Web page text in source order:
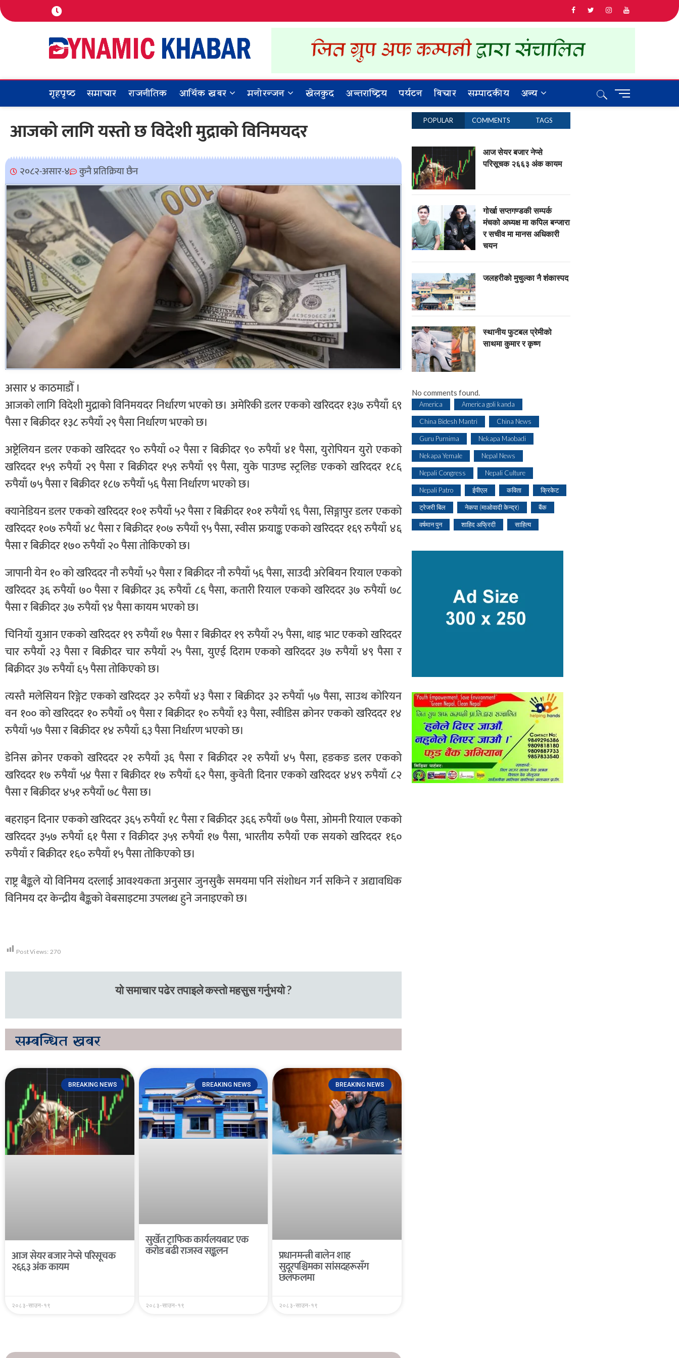
Dynamic Khabar
ALL NEWS IN NEPAL
गृहपृष्ठ समाचार राजनीतिक आर्थिक खबर मनोरन्जन खेलकुद अन्तराष्ट्रिय पर्यटन बिचार सम्पादकीय अन्य
M
आजको लागि यस्तो छ विदेशी मुद्राको विनिमयदर
२०८२-असार-४ कुनै प्रतिक्रिया छैन
असार ४ काठमाडौँ ।
आजको लागि विदेशी मुद्राको विनिमयदर निर्धारण भएको छ। अमेरिकी डलर एकको खरिददर १३७ रुपैयाँ ६९
पैसा र बिक्रीदर १३८ रुपैयाँ २९ पैसा निर्धारण भएको छ।
अष्ट्रेलियन डलर एकको खरिददर ९० रुपैयाँ ०२ पैसा र बिक्रीदर ९० रुपैयाँ ४१ पैसा, युरोपियन युरो एकको
खरिददर १५९ रुपैयाँ २९ पैसा र बिक्रीदर १५९ रुपैयाँ ९९ पैसा, युके पाउण्ड स्ट्रलिङ एकको खरिददर १८६
रुपैयाँ ७५ पैसा र बिक्रीदर १८७ रुपैयाँ ५६ पैसा निर्धारण भएको छ।
क्यानेडियन डलर एकको खरिददर १०१ रुपैयाँ ५२ पैसा र बिक्रीदर १०१ रुपैयाँ ९६ पैसा, सिङ्गापुर डलर एकको
खरिददर १०७ रुपैयाँ ४८ पैसा र बिक्रीदर १०७ रुपैयाँ ९५ पैसा, स्वीस फ्रयाङ्क एकको खरिददर १६९ रुपैयाँ ४६
पैसा र बिक्रीदर १७० रुपैयाँ २० पैसा तोकिएको छ।
जापानी येन १० को खरिददर नौ रुपैयाँ ५२ पैसा र बिक्रीदर नौ रुपैयाँ ५६ पैसा, साउदी अरेबियन रियाल एकको
खरिददर ३६ रुपैयाँ ७० पैसा र बिक्रीदर ३६ रुपैयाँ ८६ पैसा, कतारी रियाल एकको खरिददर ३७ रुपैयाँ ७८
पैसा र बिक्रीदर ३७ रुपैयाँ ९४ पैसा कायम भएको छ।
चिनियाँ युआन एकको खरिददर १९ रुपैयाँ १७ पैसा र बिक्रीदर १९ रुपैयाँ २५ पैसा, थाइ भाट एकको खरिददर
चार रुपैयाँ २३ पैसा र बिक्रीदर चार रुपैयाँ २५ पैसा, युएई दिराम एकको खरिददर ३७ रुपैयाँ ४९ पैसा र
बिक्रीदर ३७ रुपैयाँ ६५ पैसा तोकिएको छ।
त्यस्तै मलेसियन रिङ्गेट एकको खरिददर ३२ रुपैयाँ ४३ पैसा र बिक्रीदर ३२ रुपैयाँ ५७ पैसा, साउथ कोरियन
वन १०० को खरिददर १० रुपैयाँ ०९ पैसा र बिक्रीदर १० रुपैयाँ १३ पैसा, स्वीडिस क्रोनर एकको खरिददर १४
रुपैयाँ ५७ पैसा र बिक्रीदर १४ रुपैयाँ ६३ पैसा निर्धारण भएको छ।
डेनिस क्रोनर एकको खरिददर २१ रुपैयाँ ३६ पैसा र बिक्रीदर २१ रुपैयाँ ४५ पैसा, हङकङ डलर एकको
खरिददर १७ रुपैयाँ ५४ पैसा र बिक्रीदर १७ रुपैयाँ ६२ पैसा, कुवेती दिनार एकको खरिददर ४४९ रुपैयाँ ८२
पैसा र बिक्रीदर ४५१ रुपैयाँ ७८ पैसा छ।
बहराइन दिनार एकको खरिददर ३६५ रुपैयाँ १८ पैसा र बिक्रीदर ३६६ रुपैयाँ ७७ पैसा, ओमनी रियाल एकको
खरिददर ३५७ रुपैयाँ ६१ पैसा र विक्रीदर ३५९ रुपैयाँ १७ पैसा, भारतीय रुपैयाँ एक सयको खरिददर १६०
रुपैयाँ र बिक्रीदर १६० रुपैयाँ १५ पैसा तोकिएको छ।
राष्ट्र बैङ्कले यो विनिमय दरलाई आवश्यकता अनुसार जुनसुकै समयमा पनि संशोधन गर्न सकिने र अद्यावधिक
विनिमय दर केन्द्रीय बैङ्कको वेबसाइटमा उपलब्ध हुने जनाइएको छ।
Post Views: 270
यो समाचार पढेर तपाइले कस्तो महसुस गर्नुभयो ?
सम्बन्धित खबर
BREAKING NEWS
आज सेयर बजार नेप्से परिसूचक
२६६३ अंक कायम
२०८३-साउन-१९
BREAKING NEWS
सुर्खेत ट्राफिक कार्यलयबाट एक
करोड बढी राजस्व सङ्कलन
२०८३-साउन-१९
BREAKING NEWS
प्रधानमन्त्री बालेन शाह
सुदूरपश्चिमका सांसदहरूसँग
छलफलमा
२०८३-साउन-१९
POPULAR COMMENTS TAGS
आज सेयर बजार नेप्से
परिसूचक २६६३ अंक कायम
गोर्खा सप्तगण्डकी सम्पर्क
मंचको अध्यक्ष मा कपिल बन्जारा
र सचीव मा मानस अधिकारी
चयन
जलहरीको मुचुल्का नै शंंकास्पद
स्थानीय फुटबल प्रेमीको
साथमा कुमार र कृष्ण
No comments found.
America America goli kanda
China Bidesh Mantri China News
Guru Purnima Nekapa Maobadi
Nekapa Yemale Nepal News
Nepali Congress Nepali Culture
Nepali Patro ईपीएल कविता क्रिकेट
ट्रेजरी बिल नेकपा (माओवादी केन्द्र) बैंक
वर्षमान पुन शाहिद अफ्रिदी साहित्य